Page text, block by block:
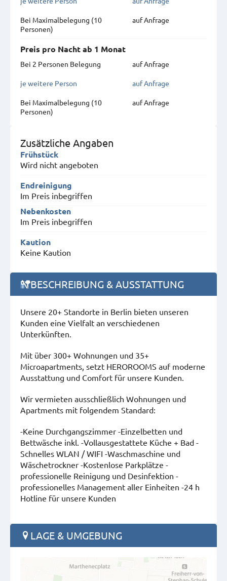
Bei Maximal­belegung (10
Personen)
auf Anfrage
Preis pro Nacht ab 1 Monat
Bei 2 Personen Belegung
auf Anfrage
je weitere Person auf Anfrage
Bei Maximal­belegung (10
Personen)
auf Anfrage
Zusätzliche Angaben
Frühstück
Wird nicht angeboten
Endreinigung
Im Preis inbegriffen
Nebenkosten
Im Preis inbegriffen
Kaution
Keine Kaution
BESCHREIBUNG & AUSSTATTUNG
Unsere 20+ Standorte in Berlin bieten unseren
Kunden eine Vielfalt an verschiedenen
Unterkünften.
Mit über 300+ Wohnungen und 35+
Microapartments, setzt HEROROOMS auf moderne
Ausstattung und Comfort für unsere Kunden.
Wir vermieten ausschließlich Wohnungen und
Apartments mit folgendem Standard:
-Keine Durchgangszimmer -Einzelbetten und
Bettwäsche inkl. -Vollausgestattete Küche + Bad -
Schnelles WLAN / WIFI -Waschmaschine und
Wäschetrockner -Kostenlose Parkplätze -
professionelle Reinigung und Desinfektion -
professionelles Management aller Einheiten -24 h
Hotline für unsere Kunden
LAGE & UMGEBUNG